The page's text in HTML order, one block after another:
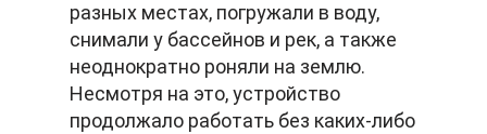
разных местах, погружали в воду,
снимали у бассейнов и рек, а также
неоднократно роняли на землю.
Несмотря на это, устройство
продолжало работать без каких-либо